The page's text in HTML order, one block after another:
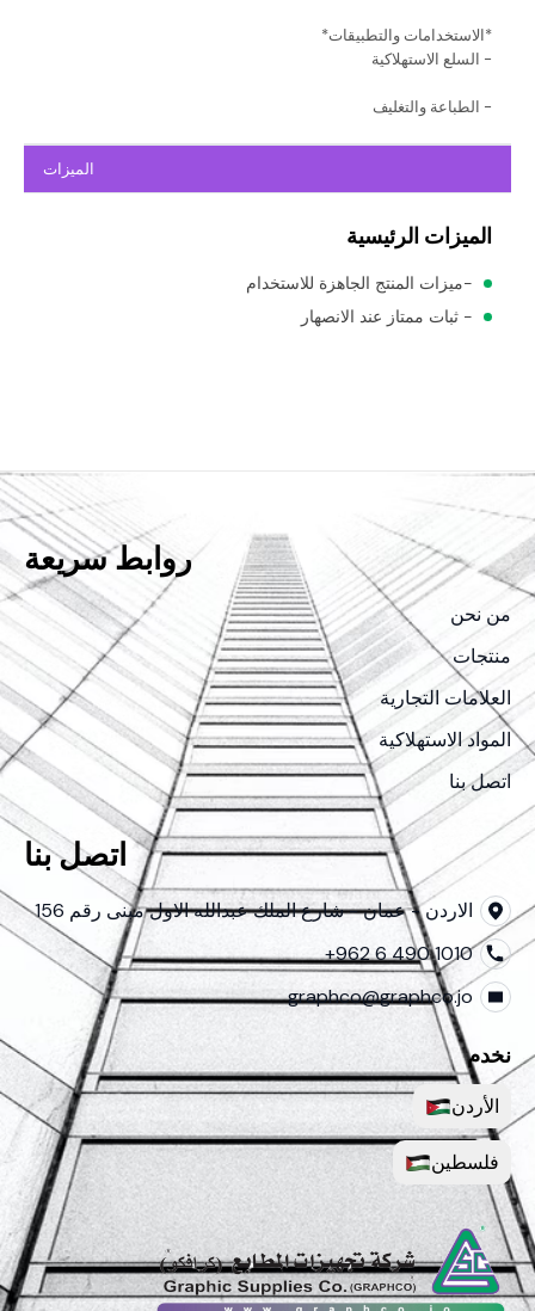
*الاستخدامات والتطبيقات*
- السلع الاستهلاكية
- الطباعة والتغليف
الميزات
الميزات الرئيسية
-ميزات المنتج الجاهزة للاستخدام
- ثبات ممتاز عند الانصهار
روابط سريعة
من نحن
منتجات
العلامات التجارية
المواد الاستهلاكية
اتصل بنا
اتصل بنا
الاردن - عمان - شارع الملك عبدالله الاول مبنى رقم 156
+962 6 490 1010
graphco@graphco.jo
نخدم
الأردن
فلسطين